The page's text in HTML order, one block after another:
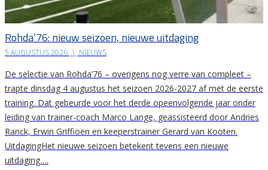
Rohda’76: nieuw seizoen, nieuwe uitdaging
5 AUGUSTUS 2026 | NIEUWS
De selectie van Rohda’76 – overigens nog verre van compleet –
trapte dinsdag 4 augustus het seizoen 2026-2027 af met de eerste
training. Dat gebeurde voor het derde opeenvolgende jaar onder
leiding van trainer-coach Marco Lange, geassisteerd door Andries
Ranck, Erwin Griffioen en keeperstrainer Gerard van Kooten.
UitdagingHet nieuwe seizoen betekent tevens een nieuwe
uitdaging….